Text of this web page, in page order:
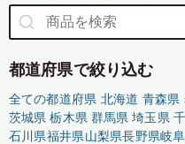
都道府県で絞り込む
全ての都道府県 北海道 青森県
茨城県 栃木県 群馬県 埼玉県
石川県福井県山梨県長野県岐